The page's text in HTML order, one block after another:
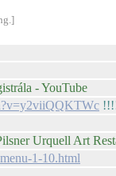
- YouTube
Urquell Art
1-10.html